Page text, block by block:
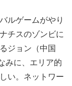
ルゲームがやり
チスのゾンビに
ジョン（中国
みに、エリア的
い。ネットワー